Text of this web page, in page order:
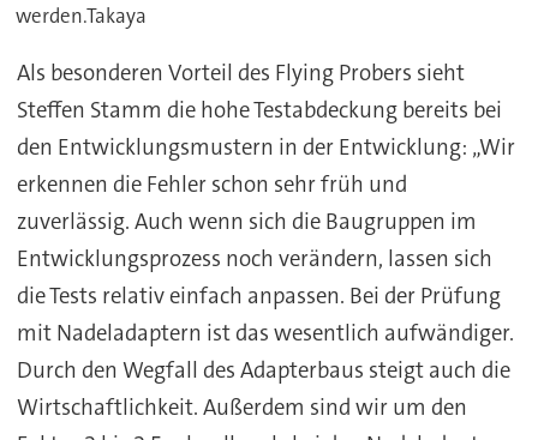
werden.Takaya
Als besonderen Vorteil des Flying Probers sieht
Steffen Stamm die hohe Testabdeckung bereits bei
den Entwicklungsmustern in der Entwicklung: „Wir
erkennen die Fehler schon sehr früh und
zuverlässig. Auch wenn sich die Baugruppen im
Entwicklungsprozess noch verändern, lassen sich
die Tests relativ einfach anpassen. Bei der Prüfung
mit Nadeladaptern ist das wesentlich aufwändiger.
Durch den Wegfall des Adapterbaus steigt auch die
Wirtschaftlichkeit. Außerdem sind wir um den